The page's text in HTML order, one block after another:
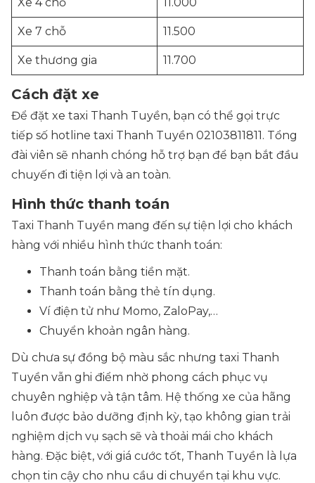
Xe 7 chỗ 11.500
Xe thương gia 11.700
Cách đặt xe
Để đặt xe taxi Thanh Tuyền, bạn có thể gọi trực
tiếp số hotline taxi Thanh Tuyền 02103811811. Tổng
đài viên sẽ nhanh chóng hỗ trợ bạn để bạn bắt đầu
chuyến đi tiện lợi và an toàn.
Hình thức thanh toán
Taxi Thanh Tuyền mang đến sự tiện lợi cho khách
hàng với nhiều hình thức thanh toán:
Thanh toán bằng tiền mặt.
Thanh toán bằng thẻ tín dụng.
Ví điện tử như Momo, ZaloPay,…
Chuyển khoản ngân hàng.
Dù chưa sự đồng bộ màu sắc nhưng taxi Thanh
Tuyền vẫn ghi điểm nhờ phong cách phục vụ
chuyên nghiệp và tận tâm. Hệ thống xe của hãng
luôn được bảo dưỡng định kỳ, tạo không gian trải
nghiệm dịch vụ sạch sẽ và thoải mái cho khách
hàng. Đặc biệt, với giá cước tốt, Thanh Tuyền là lựa
chọn tin cậy cho nhu cầu di chuyển tại khu vực.